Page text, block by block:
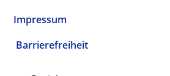
Impressum
Barrierefreiheit